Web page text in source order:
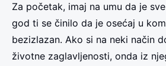
Za početak, imaj na umu da je
god ti se činilo da je osećaj u
bezizlazan. Ako si na neki način
životne zaglavljenosti, onda iz